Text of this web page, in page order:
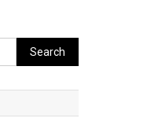
Search
for: